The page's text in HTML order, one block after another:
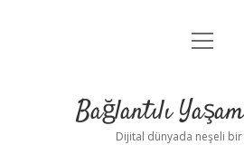
Anasayfa
Yasal Uyarı
menüyü
Bağlantılı
Dijital dünyada neşeli bir